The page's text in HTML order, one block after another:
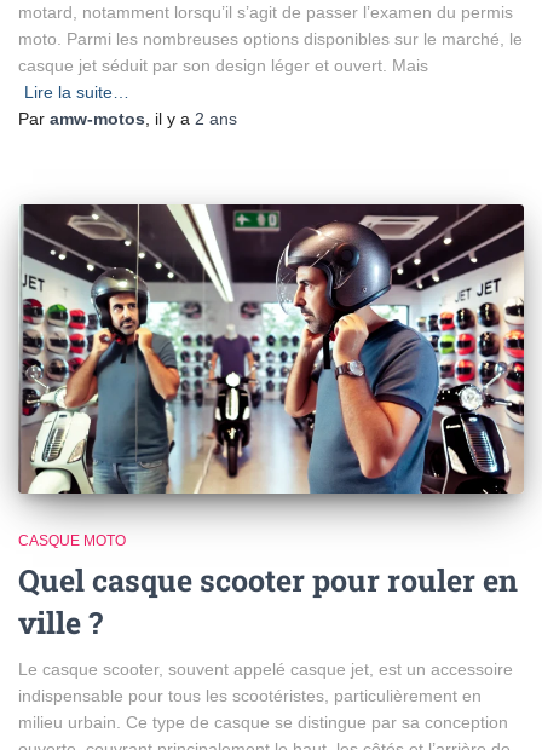
motard, notamment lorsqu’il s’agit de passer l’examen du permis
moto. Parmi les nombreuses options disponibles sur le marché, le
casque jet séduit par son design léger et ouvert. Mais
Lire la suite…
Par amw-motos , il y a 2 ans
CASQUE MOTO
Quel casque scooter pour rouler en
ville ?
Le casque scooter, souvent appelé casque jet, est un accessoire
indispensable pour tous les scootéristes, particulièrement en
milieu urbain. Ce type de casque se distingue par sa conception